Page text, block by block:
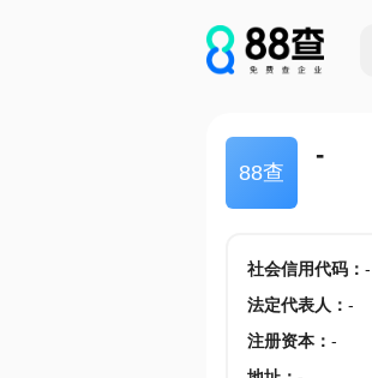
88查
-
社会信用代码： -
法定代表人 ： -
注册资本： -